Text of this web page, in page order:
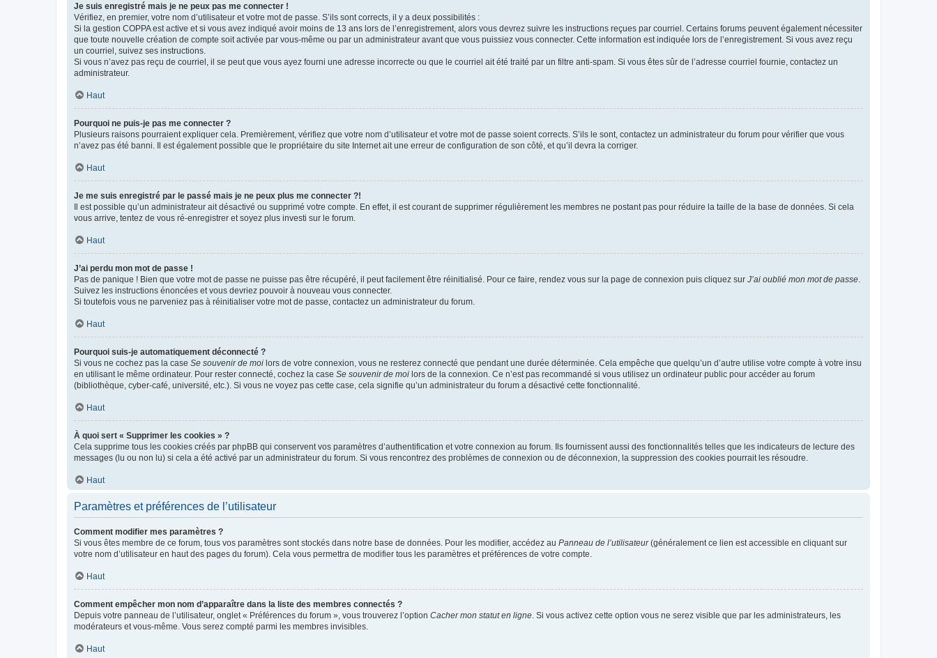
Je suis enregistré mais je ne peux pas me connecter !
Vérifiez, en premier, votre nom d’utilisateur et votre mot de passe. S’ils sont corrects, il y a deux possibilités :
Si la gestion COPPA est active et si vous avez indiqué avoir moins de 13 ans lors de l’enregistrement, alors vous devrez suivre les instructions reçues par courriel. Certains forums peuvent également nécessiter
que toute nouvelle création de compte soit activée par vous-même ou par un administrateur avant que vous puissiez vous connecter. Cette information est indiquée lors de l’enregistrement. Si vous avez reçu
un courriel, suivez ses instructions.
Si vous n’avez pas reçu de courriel, il se peut que vous ayez fourni une adresse incorrecte ou que le courriel ait été traité par un filtre anti-spam. Si vous êtes sûr de l’adresse courriel fournie, contactez un
administrateur.
Haut
Pourquoi ne puis-je pas me connecter ?
Plusieurs raisons pourraient expliquer cela. Premièrement, vérifiez que votre nom d’utilisateur et votre mot de passe soient corrects. S’ils le sont, contactez un administrateur du forum pour vérifier que vous
n’avez pas été banni. Il est également possible que le propriétaire du site Internet ait une erreur de configuration de son côté, et qu’il devra la corriger.
Haut
Je me suis enregistré par le passé mais je ne peux plus me connecter ?!
Il est possible qu’un administrateur ait désactivé ou supprimé votre compte. En effet, il est courant de supprimer régulièrement les membres ne postant pas pour réduire la taille de la base de données. Si cela
vous arrive, tentez de vous ré-enregistrer et soyez plus investi sur le forum.
Haut
J’ai perdu mon mot de passe !
Pas de panique ! Bien que votre mot de passe ne puisse pas être récupéré, il peut facilement être réinitialisé. Pour ce faire, rendez vous sur la page de connexion puis cliquez sur J’ai oublié mon mot de passe
Suivez les instructions énoncées et vous devriez pouvoir à nouveau vous connecter.
Si toutefois vous ne parveniez pas à réinitialiser votre mot de passe, contactez un administrateur du forum.
Haut
Pourquoi suis-je automatiquement déconnecté ?
Si vous ne cochez pas la case Se souvenir de moi lors de votre connexion, vous ne resterez connecté que pendant une durée déterminée. Cela empêche que quelqu’un d’autre utilise votre compte à votre insu
en utilisant le même ordinateur. Pour rester connecté, cochez la case Se souvenir de moi lors de la connexion. Ce n’est pas recommandé si vous utilisez un ordinateur public pour accéder au forum
(bibliothèque, cyber-café, université, etc.). Si vous ne voyez pas cette case, cela signifie qu’un administrateur du forum a désactivé cette fonctionnalité.
Haut
À quoi sert « Supprimer les cookies » ?
Cela supprime tous les cookies créés par phpBB qui conservent vos paramètres d’authentification et votre connexion au forum. Ils fournissent aussi des fonctionnalités telles que les indicateurs de lecture des
messages (lu ou non lu) si cela a été activé par un administrateur du forum. Si vous rencontrez des problèmes de connexion ou de déconnexion, la suppression des cookies pourrait les résoudre.
Haut
Paramètres et préférences de l’utilisateur
Comment modifier mes paramètres ?
Si vous êtes membre de ce forum, tous vos paramètres sont stockés dans notre base de données. Pour les modifier, accédez au Panneau de l’utilisateur(généralement ce lien est accessible en cliquant sur
votre nom d’utilisateur en haut des pages du forum). Cela vous permettra de modifier tous les paramètres et préférences de votre compte.
Haut
Comment empêcher mon nom d’apparaître dans la liste des membres connectés ?
Depuis votre panneau de l’utilisateur, onglet « Préférences du forum », vous trouverez l’option Cacher mon statut en ligne . Si vous activez cette option vous ne serez visible que par les administrateurs, les
modérateurs et vous-même. Vous serez compté parmi les membres invisibles.
Haut